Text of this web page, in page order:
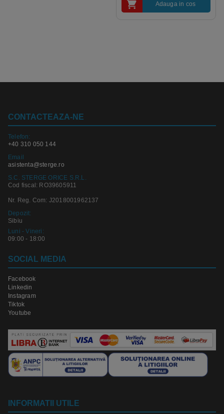
Adauga in cos
CONTACTEAZA-NE
Telefon:
+40 310 050 144
Email
asistenta@sterge.ro
S.C. STERGE ORICE S.R.L.
Cod fiscal: RO39605911
Nr. Reg. Com: J2018001962137
Depozit:
Sibiu
Luni - Vineri:
09:00 - 18:00
SOCIAL MEDIA
Facebook
Linkedin
Instagram
Tiktok
Youtube
INFORMATII UTILE